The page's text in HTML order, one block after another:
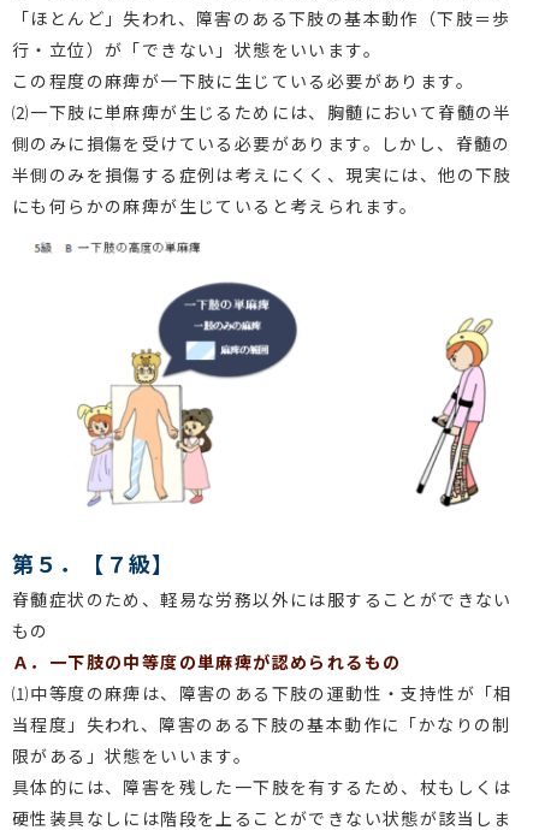
「ほとんど」失われ、障害のある下肢の基本動作（下肢＝歩
行・立位）が「できない」状態をいいます。
この程度の麻痺が一下肢に生じている必要があります。
⑵一下肢に単麻痺が生じるためには、胸髄において脊髄の半
側のみに損傷を受けている必要があります。しかし、脊髄の
半側のみを損傷する症例は考えにくく、現実には、他の下肢
にも何らかの麻痺が生じていると考えられます。
第５．【７級】
脊髄症状のため、軽易な労務以外には服することができない
もの
Ａ．一下肢の中等度の単麻痺が認められるもの
⑴中等度の麻痺は、障害のある下肢の運動性・支持性が「相
当程度」失われ、障害のある下肢の基本動作に「かなりの制
限がある」状態をいいます。
具体的には、障害を残した一下肢を有するため、杖もしくは
硬性装具なしには階段を上ることができない状態が該当しま